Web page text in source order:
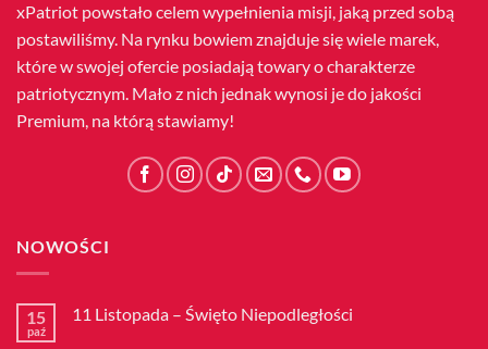
xPatriot powstało celem wypełnienia misji, jaką przed sobą
postawiliśmy. Na rynku bowiem znajduje się wiele marek,
które w swojej ofercie posiadają towary o charakterze
patriotycznym. Mało z nich jednak wynosi je do jakości
Premium, na którą stawiamy!
NOWOŚCI
15
paź
11 Listopada – Święto Niepodległości